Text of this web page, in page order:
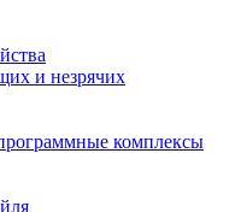
и незрячих
комплексы